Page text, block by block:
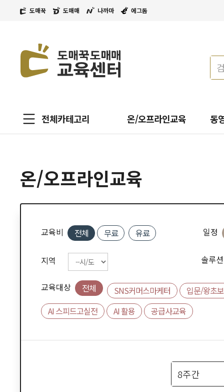
도매꾹 도매매 나까마 에그돔
전체카테고리 온/오프라인교육 동
온/오프라인교육
교육비 전체 무료 유료 일정
지역 솔루션
교육대상 전체 SNS커머스마케터
입문/왕초보
AI 스피드고실전
AI 활용 공급사교육